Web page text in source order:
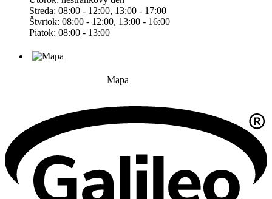
Streda: 08:00 - 12:00, 13:00 - 17:00
Štvrtok: 08:00 - 12:00, 13:00 - 16:00
Piatok: 08:00 - 13:00
Mapa